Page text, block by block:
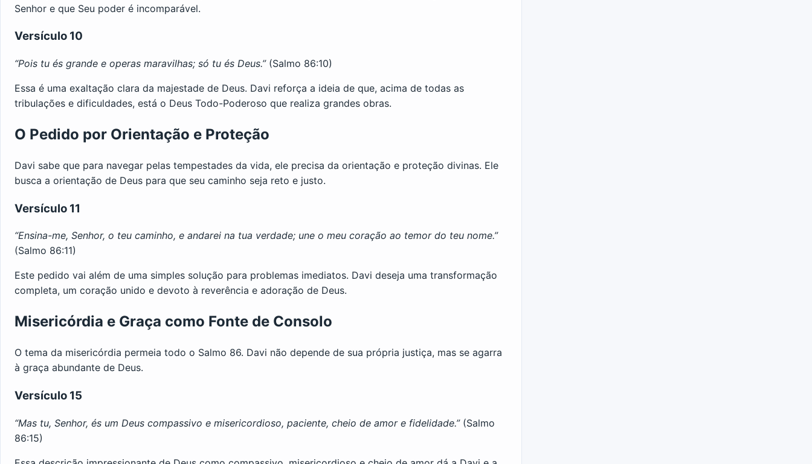
Senhor e que Seu poder é incomparável.
Versículo 10
“Pois tu és grande e operas maravilhas; só tu és Deus.”(Salmo 86:10)
Essa é uma exaltação clara da majestade de Deus. Davi reforça a ideia de que, acima de todas as
tribulações e dificuldades, está o Deus Todo-Poderoso que realiza grandes obras.
O Pedido por Orientação e Proteção
Davi sabe que para navegar pelas tempestades da vida, ele precisa da orientação e proteção divinas. Ele
busca a orientação de Deus para que seu caminho seja reto e justo.
Versículo 11
“Ensina-me, Senhor, o teu caminho, e andarei na tua verdade; une o meu coração ao temor do teu nome.”
(Salmo 86:11)
Este pedido vai além de uma simples solução para problemas imediatos. Davi deseja uma transformação
completa, um coração unido e devoto à reverência e adoração de Deus.
Misericórdia e Graça como Fonte de Consolo
O tema da misericórdia permeia todo o Salmo 86. Davi não depende de sua própria justiça, mas se agarra
à graça abundante de Deus.
Versículo 15
“Mas tu, Senhor, és um Deus compassivo e misericordioso, paciente, cheio de amor e fidelidade.”(Salmo
86:15)